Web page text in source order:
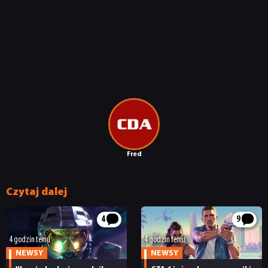
Fred
Czytaj dalej
4
4 godzin temu
NEWSY
9
4 godzin temu
NEWSY